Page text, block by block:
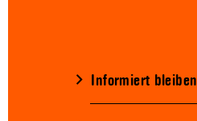
Informiert bleiben